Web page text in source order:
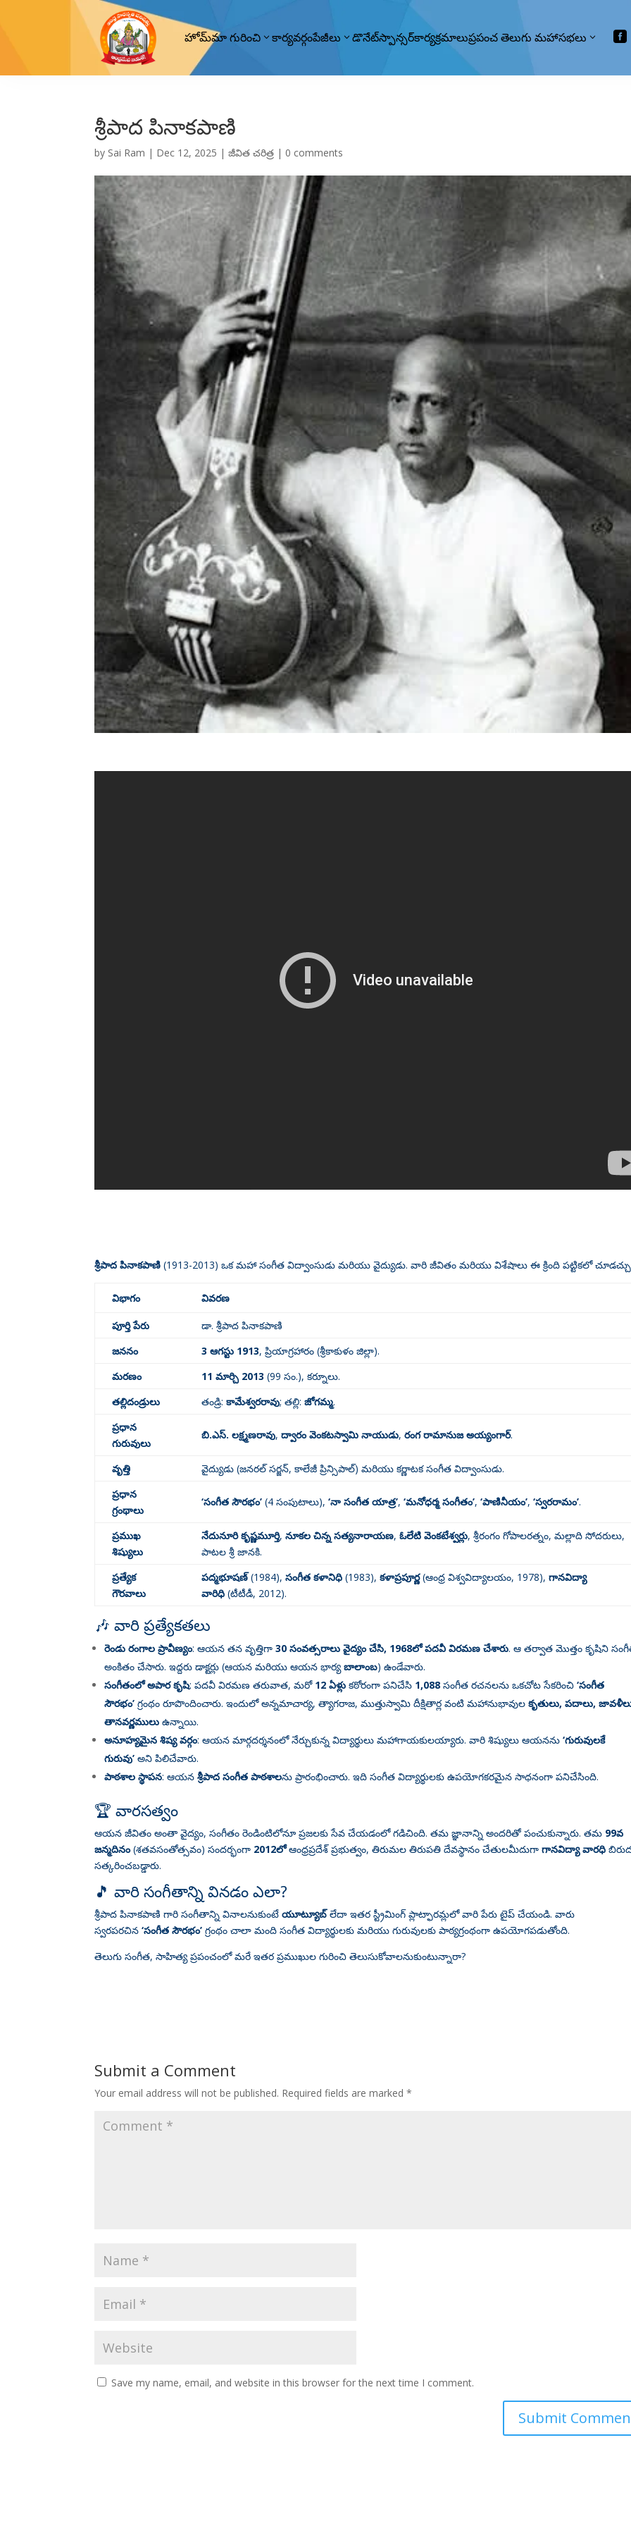
హోమ్మా గురించి కార్యవర్గంపేజీలు డొనేట్స్పాన్సర్కార్యక్రమాలుప్రపంచ తెలుగు మహాసభలు 
శ్రీపాద పినాకపాణి
by Sai Ram | Dec 12, 2025 |జీవిత చరిత్ర | 0 comments
శ్రీపాద పినాకపాణి (1913-2013) ఒక మహా సంగీత విద్వాంసుడు మరియు వైద్యుడు. వారి జీవితం మరియు విశేషాలు ఈ క్రింది పట్టికలో
విభాగం వివరణ
పూర్తి పేరు
డా. శ్రీపాద పినాకపాణి
జననం
3 ఆగస్టు 1913, ప్రియాగ్రహారం (శ్రీకాకుళం జిల్లా).
మరణం
11 మార్చి 2013 (99 సం.), కర్నూలు.
తల్లిదండ్రులు
తండ్రి:కామేశ్వరరావు; తల్లి:జోగమ్మ.
ప్రధాన
గురువులు
బి.ఎస్. లక్ష్మణరావు,ద్వారం వెంకటస్వామి నాయుడు,రంగ రామానుజ అయ్యంగార్.
వృత్తి వైద్యుడు (జనరల్ సర్జన్, కాలేజీ ప్రిన్సిపాల్) మరియు కర్ణాటక సంగీత విద్వాంసుడు.
ప్రధాన
గ్రంథాలు
‘సంగీత సౌరభం’ (4 సంపుటాలు),‘నా సంగీత యాత్ర’,‘మనోధర్మ సంగీతం’,‘పాణినీయం’,‘స్వరరామం’.
ప్రముఖ
శిష్యులు
నేదునూరి కృష్ణమూర్తి,నూకల చిన్న సత్యనారాయణ,ఓలేటి వెంకటేశ్వర్లు, శ్రీరంగం గోపాలరత్నం, మల్లాది సోదరులు,
పాటల శ్రీ జానకి.
ప్రత్యేక
గౌరవాలు
పద్మభూషణ్(1984),సంగీత కళానిధి (1983),కళాప్రపూర్ణ(ఆంధ్ర విశ్వవిద్యాలయం, 1978),గానవిద్యా
వారిధి (టీటీడీ, 2012).
🎶 వారి ప్రత్యేకతలు
రెండు రంగాల ప్రావీణ్యం: ఆయన తన వృత్తిగా30 సంవత్సరాలు వైద్యం చేసి, 1968లో పదవీ విరమణ చేశారు. ఆ తర్వాత మొత్తం కృషిని
అంకితం చేసారు. ఇద్దరు డాక్టర్లు (ఆయన మరియు ఆయన భార్యబాలాంబ) ఉండేవారు.
సంగీతంలో అపార కృషి: పదవీ విరమణ తరువాత, మరో 12 ఏళ్లు కఠోరంగా పనిచేసి 1,088 సంగీత రచనలను ఒకచోట సేకరించి‘సంగీత
సౌరభం’ గ్రంథం రూపొందించారు. ఇందులో అన్నమాచార్య, త్యాగరాజ, ముత్తుస్వామి దీక్షితార్ల వంటి మహానుభావులకృతులు, పదాలు,
తానవర్ణములు ఉన్నాయి.
అనూహ్యమైన శిష్య వర్గం: ఆయన మార్గదర్శనంలో నేర్చుకున్న విద్యార్థులు మహాగాయకులయ్యారు. వారి శిష్యులు ఆయనను‘గురువులకే
గురువు’ అని పిలిచేవారు.
పాఠశాల స్థాపన: ఆయనశ్రీపాద సంగీత పాఠశాలను ప్రారంభించారు. ఇది సంగీత విద్యార్థులకు ఉపయోగకరమైన సాధనంగా పనిచేసింది.
🏆 వారసత్వం
ఆయన జీవితం అంతా వైద్యం, సంగీతం రెండింటిలోనూ ప్రజలకు సేవ చేయడంలో గడిచింది. తమ జ్ఞానాన్ని అందరితో పంచుకున్నారు. తమ 99వ
జన్మదినం(శతవసంతోత్సవం) సందర్భంగా 2012లోఆంధ్రప్రదేశ్ ప్రభుత్వం, తిరుమల తిరుపతి దేవస్థానం చేతులమీదుగాగానవిద్యా వారధి
సత్కరించబడ్డారు.
🎵 వారి సంగీతాన్ని వినడం ఎలా?
శ్రీపాద పినాకపాణి గారి సంగీతాన్ని వినాలనుకుంటేయూట్యూబ్లేదా ఇతర స్ట్రీమింగ్ ప్లాట్ఫారమ్లలో వారి పేరు టైప్ చేయండి. వారు
స్వరపరచిన‘సంగీత సౌరభం’ గ్రంథం చాలా మంది సంగీత విద్యార్థులకు మరియు గురువులకు పాఠ్యగ్రంథంగా ఉపయోగపడుతోంది.
తెలుగు సంగీత, సాహిత్య ప్రపంచంలో మరే ఇతర ప్రముఖుల గురించి తెలుసుకోవాలనుకుంటున్నారా?
Submit a Comment
Your email address will not be published. Required fields are marked*
Save my name, email, and website in this browser for the next time I comment.